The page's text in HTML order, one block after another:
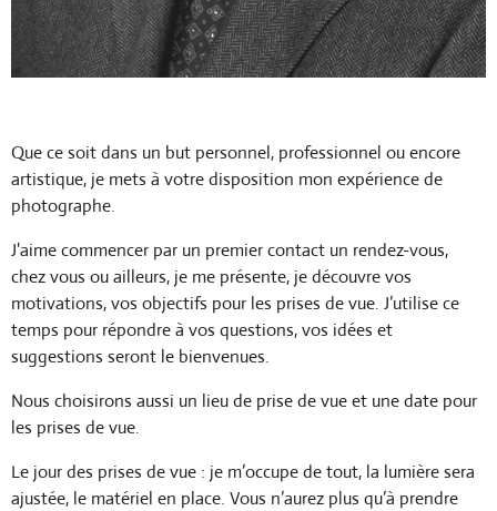
Que ce soit dans un but personnel, professionnel ou encore
artistique, je mets à votre disposition mon expérience de
photographe.
J'aime commencer par un premier contact un rendez-vous,
chez vous ou ailleurs, je me présente, je découvre vos
motivations, vos objectifs pour les prises de vue. J’utilise ce
temps pour répondre à vos questions, vos idées et
suggestions seront le bienvenues.
Nous choisirons aussi un lieu de prise de vue et une date pour
les prises de vue.
Le jour des prises de vue : je m’occupe de tout, la lumière sera
ajustée, le matériel en place. Vous n’aurez plus qu’à prendre